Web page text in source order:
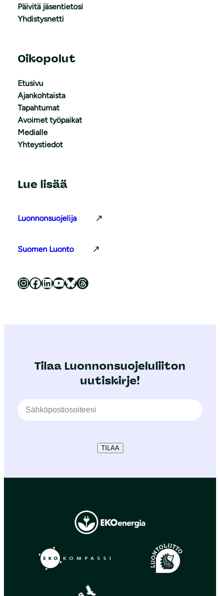
Päivitä jäsentietosi
Yhdistysnetti
Oikopolut
Etusivu
Ajankohtaista
Tapahtumat
Avoimet työpaikat
Medialle
Yhteystiedot
Lue lisää
Luonnonsuojelija
Suomen Luonto
Luonnonsuojeluliitto Instagramissa Luonnonsuojeluliitto Facebookissa Luonnonsuojeluliitto LinkedInissä Luonnonsuojeluliiton YouTube-kanava Luonnonsuojeluliitto Blueskyssa Luonnonsuojeluliitto Threadsissa
Tilaa Luonnonsuojeluliiton
uutiskirje!
TILAA